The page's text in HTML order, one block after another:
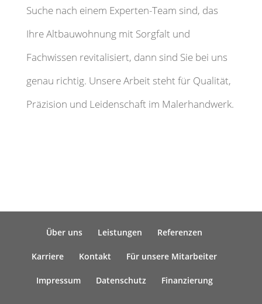
Suche nach einem Experten-Team sind, das
Ihre Altbauwohnung mit Sorgfalt und
Fachwissen revitalisiert, dann sind Sie bei uns
genau richtig. Unsere Arbeit steht für Qualität,
Präzision und Leidenschaft im Malerhandwerk.
Über uns Leistungen Referenzen
Karriere Kontakt Für unsere Mitarbeiter
Impressum Datenschutz Finanzierung